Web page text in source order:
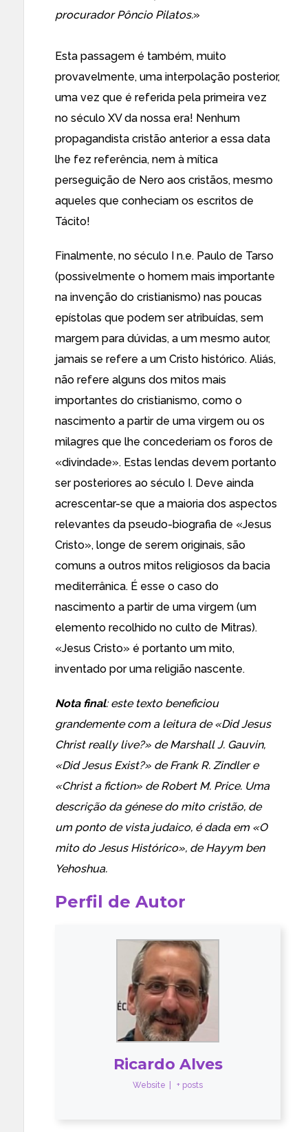
procurador Pôncio Pilatos.»
Esta passagem é também, muito
provavelmente, uma interpolação posterior,
uma vez que é referida pela primeira vez
no século XV da nossa era! Nenhum
propagandista cristão anterior a essa data
lhe fez referência, nem à mítica
perseguição de Nero aos cristãos, mesmo
aqueles que conheciam os escritos de
Tácito!
Finalmente, no século I n.e. Paulo de Tarso
(possivelmente o homem mais importante
na invenção do cristianismo) nas poucas
epístolas que podem ser atribuídas, sem
margem para dúvidas, a um mesmo autor,
jamais se refere a um Cristo histórico. Aliás,
não refere alguns dos mitos mais
importantes do cristianismo, como o
nascimento a partir de uma virgem ou os
milagres que lhe concederiam os foros de
«divindade». Estas lendas devem portanto
ser posteriores ao século I. Deve ainda
acrescentar-se que a maioria dos aspectos
relevantes da pseudo-biografia de «Jesus
Cristo», longe de serem originais, são
comuns a outros mitos religiosos da bacia
mediterrânica. É esse o caso do
nascimento a partir de uma virgem (um
elemento recolhido no culto de Mitras).
«Jesus Cristo» é portanto um mito,
inventado por uma religião nascente.
Nota final: este texto beneficiou
grandemente com a leitura de «Did Jesus
Christ really live?» de Marshall J. Gauvin,
«Did Jesus Exist?» de Frank R. Zindler e
«Christ a fiction» de Robert M. Price. Uma
descrição da génese do mito cristão, de
um ponto de vista judaico, é dada em «O
mito do Jesus Histórico», de Hayym ben
Yehoshua.
Perfil de Autor
Ricardo Alves
Website + posts